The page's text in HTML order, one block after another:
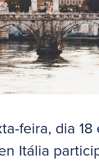
feira, dia
Itália